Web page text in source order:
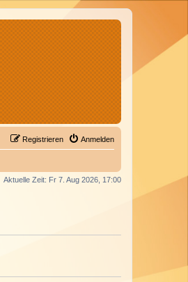
Anmelden
Registrieren
Aktuelle Zeit: Fr 7. Aug 2026, 17:00